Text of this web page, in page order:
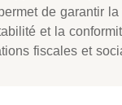
de garantir
et la
fiscales et